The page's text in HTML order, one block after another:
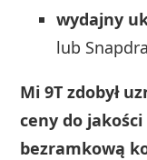
wydajny
lub
Mi 9T zdobył
ceny do
bezramkową